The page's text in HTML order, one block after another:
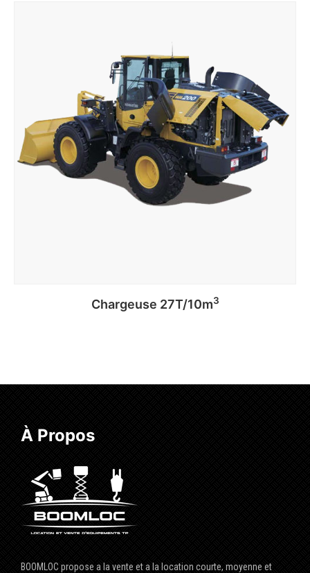
Chargeuse 27T/10m3
À Propos
BOOMLOC propose a la vente et a la location courte, moyenne et